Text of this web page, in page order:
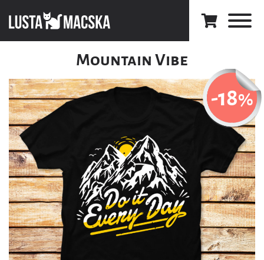
Mountain Vibe
-18%